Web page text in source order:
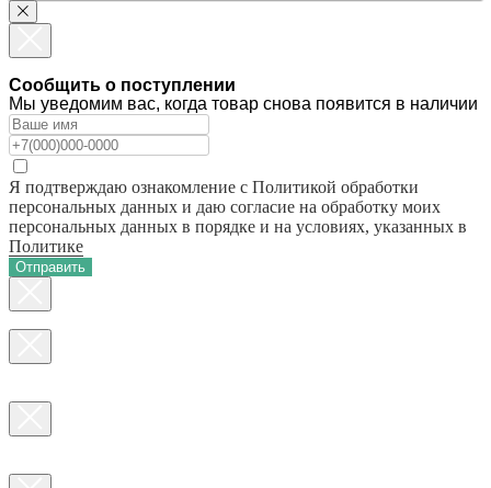
Сообщить о поступлении
Мы уведомим вас, когда товар снова появится в наличии
Я подтверждаю ознакомление с Политикой обработки
персональных данных и даю согласие на обработку моих
персональных данных в порядке и на условиях, указанных в
Политике
Отправить